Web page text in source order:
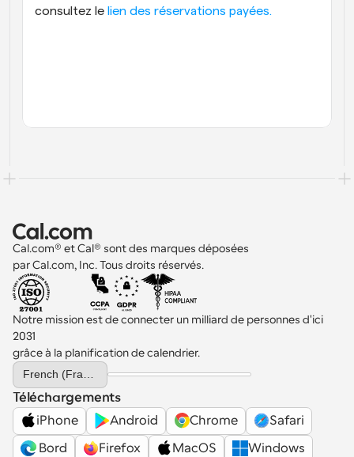
consultez le lien des réservations payées.
Cal.com® et Cal® sont des marques déposées
par Cal.com, Inc. Tous droits réservés.
Notre mission est de connecter un milliard de personnes d'ici
2031
grâce à la planification de calendrier.
Select Language
Téléchargements
iPhone
Android Chrome
Safari
Bord
Firefox MacOS
Windows